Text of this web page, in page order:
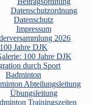
Datenschutzordnung
Datenschutz
Impressum
2026
100 Jahre DJK
100 Jahre DJK
durch Sport
Badminton
Abteilungsleitung
Übungsleitung
Trainingszeiten